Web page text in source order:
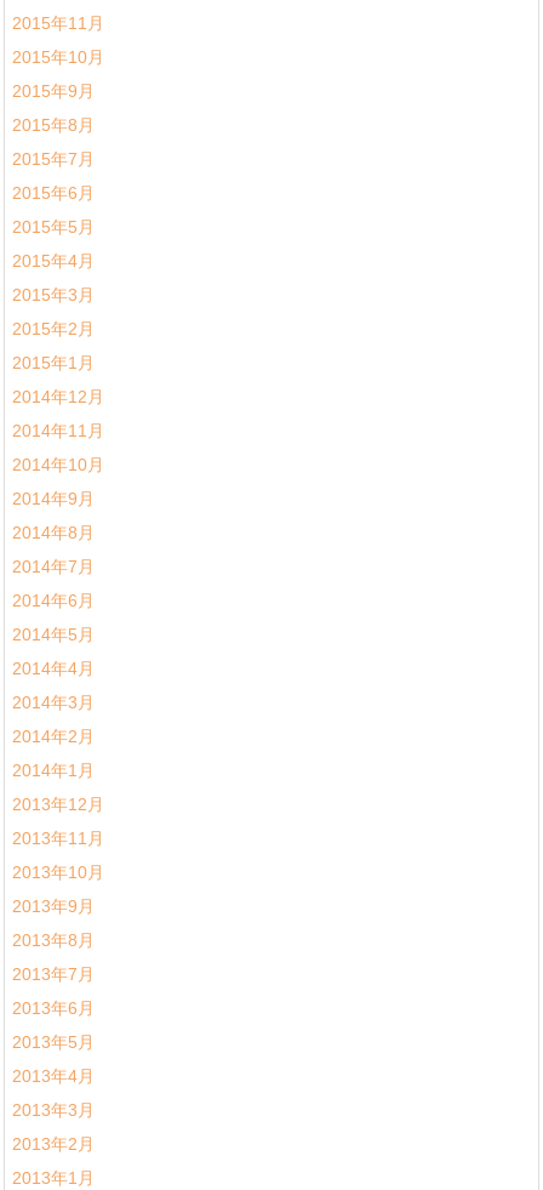
2015年11月
2015年10月
2015年9月
2015年8月
2015年7月
2015年6月
2015年5月
2015年4月
2015年3月
2015年2月
2015年1月
2014年12月
2014年11月
2014年10月
2014年9月
2014年8月
2014年7月
2014年6月
2014年5月
2014年4月
2014年3月
2014年2月
2014年1月
2013年12月
2013年11月
2013年10月
2013年9月
2013年8月
2013年7月
2013年6月
2013年5月
2013年4月
2013年3月
2013年2月
2013年1月